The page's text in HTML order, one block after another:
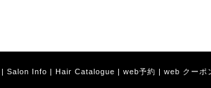
| Salon Info | Hair Catalogue | web予約 | web クーポ